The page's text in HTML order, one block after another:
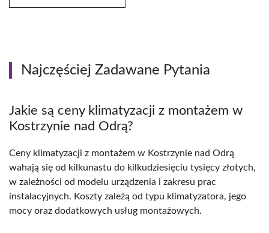
Najczęściej Zadawane Pytania
Jakie są ceny klimatyzacji z montażem w
Kostrzynie nad Odrą?
Ceny klimatyzacji z montażem w Kostrzynie nad Odrą
wahają się od kilkunastu do kilkudziesięciu tysięcy złotych,
w zależności od modelu urządzenia i zakresu prac
instalacyjnych. Koszty zależą od typu klimatyzatora, jego
mocy oraz dodatkowych usług montażowych.